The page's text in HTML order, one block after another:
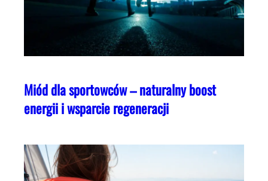
Miód dla sportowców – naturalny boost
energii i wsparcie regeneracji